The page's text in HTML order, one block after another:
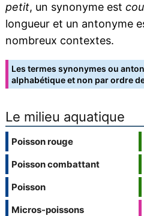
petit, un synonyme est
longueur et un antonyme
nombreux contextes.
Les termes synonymes ou
alphabétique et non par ordre
Le milieu aquatique
Poisson rouge
Poisson combattant
Poisson
Micros-poissons